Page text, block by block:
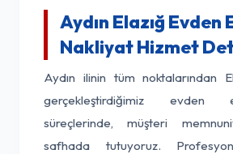
Aydın Elazığ Evden
Nakliyat Hizmet
Aydın ilinin tüm noktalarından
gerçekleştirdiğimiz evden
süreçlerinde, müşteri
safhada tutuyoruz.